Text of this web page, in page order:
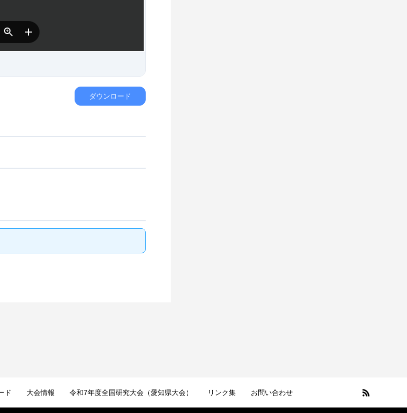
ダウンロード
ド 大会情報 令和7年度全国研究大会（愛知県大会） リンク集 お問い合わせ